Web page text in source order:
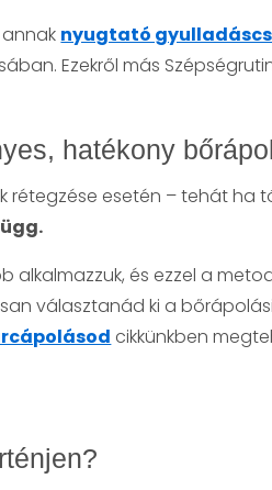
nyugtató
Ezekről más
hatékony
rétegzése esetén – tehát
és ezzel a
választanád ki a
cikkünkben